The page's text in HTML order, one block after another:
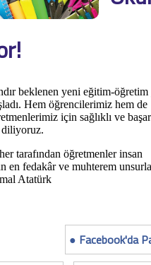
beklenen yeni eğitim-öğretim
Hem öğrencilerimiz hem de
için sağlıklı ve
diliyoruz.
tarafından öğretmenler insan
en fedakâr ve muhterem
Atatürk
● Facebook'da